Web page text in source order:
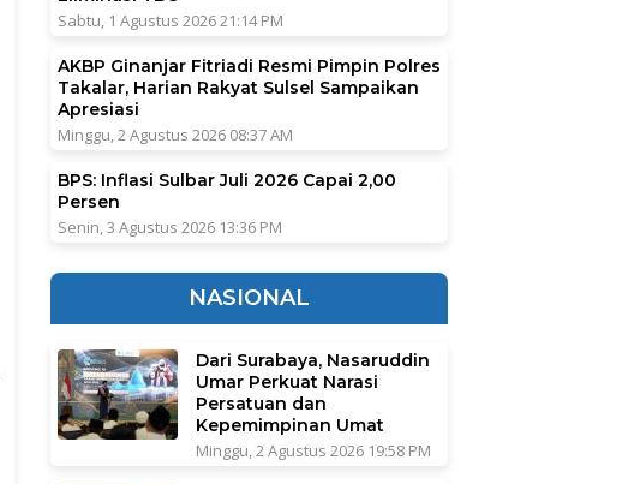
Sabtu, 1 Agustus 2026 21:14 PM
AKBP Ginanjar Fitriadi Resmi Pimpin Polres
Takalar, Harian Rakyat Sulsel Sampaikan
Apresiasi
Minggu, 2 Agustus 2026 08:37 AM
BPS: Inflasi Sulbar Juli 2026 Capai 2,00
Persen
Senin, 3 Agustus 2026 13:36 PM
NASIONAL
Dari Surabaya, Nasaruddin
Umar Perkuat Narasi
Persatuan dan
Kepemimpinan Umat
Minggu, 2 Agustus 2026 19:58 PM